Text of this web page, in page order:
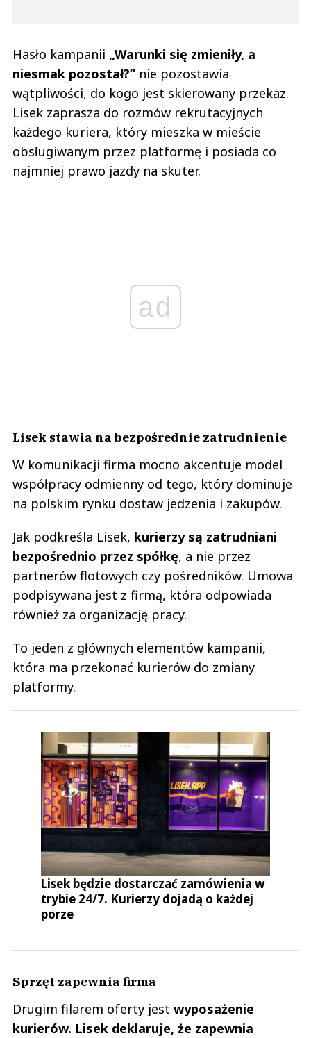
Hasło kampanii „Warunki się zmieniły, a
niesmak pozostał?” nie pozostawia
wątpliwości, do kogo jest skierowany przekaz.
Lisek zaprasza do rozmów rekrutacyjnych
każdego kuriera, który mieszka w mieście
obsługiwanym przez platformę i posiada co
najmniej prawo jazdy na skuter.
ad
Lisek stawia na bezpośrednie zatrudnienie
W komunikacji firma mocno akcentuje model
współpracy odmienny od tego, który dominuje
na polskim rynku dostaw jedzenia i zakupów.
Jak podkreśla Lisek, kurierzy są zatrudniani
bezpośrednio przez spółkę, a nie przez
partnerów flotowych czy pośredników. Umowa
podpisywana jest z firmą, która odpowiada
również za organizację pracy.
To jeden z głównych elementów kampanii,
która ma przekonać kurierów do zmiany
platformy.
Lisek będzie dostarczać zamówienia w
trybie 24/7. Kurierzy dojadą o każdej
porze
Sprzęt zapewnia firma
Drugim filarem oferty jest wyposażenie
kurierów. Lisek deklaruje, że zapewnia